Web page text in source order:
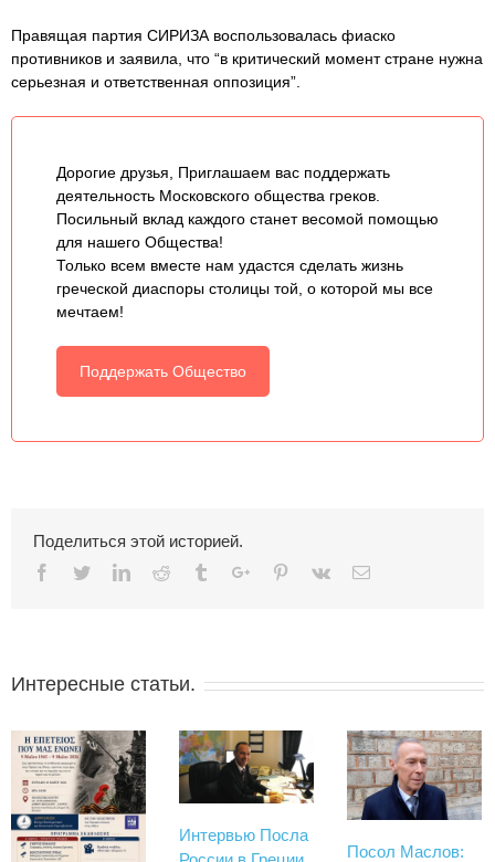
Правящая партия СИРИЗА воспользовалась фиаско
противников и заявила, что “в критический момент стране нужна
серьезная и ответственная оппозиция”.
Дорогие друзья, Приглашаем вас поддержать
деятельность Московского общества греков.
Посильный вклад каждого станет весомой помощью
для нашего Общества!
Только всем вместе нам удастся сделать жизнь
греческой диаспоры столицы той, о которой мы все
мечтаем!
Поддержать Общество
Поделиться этой историей.
Facebook
TwitterLinkedinReddit TumblrGoogle+Pinterest
Vk Email
Интересные статьи.
Интервью Посла
Посол Маслов: